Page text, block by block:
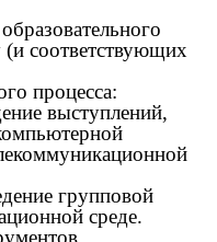
соответствующих
процесса:
выступлений,
групповой
среде.